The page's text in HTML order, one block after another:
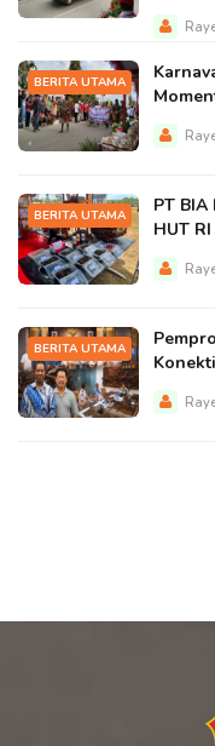
BERITA UTAMA
BERITA UTAMA
PT
HUT
BERITA UTAMA